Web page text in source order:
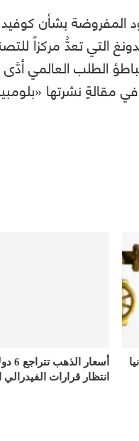
المفروضة بشأن
التي تعدُّ مركزاً
الطلب العالمي
مقالةٍ نشرتها
أسعار
انتظار قرارات الفيدرالي